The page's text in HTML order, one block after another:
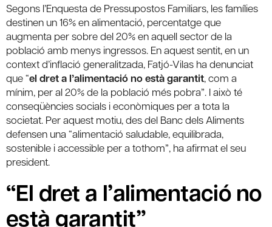
Segons l’Enquesta de Pressupostos Familiars, les famílies
destinen un 16% en alimentació, percentatge que
augmenta per sobre del 20% en aquell sector de la
població amb menys ingressos. En aquest sentit, en un
context d’inflació generalitzada, Fatjó-Vilas ha denunciat
que “el dret a l’alimentació no està garantit, com a
mínim, per al 20% de la població més pobra”. I això té
conseqüències socials i econòmiques per a tota la
societat. Per aquest motiu, des del Banc dels Aliments
defensen una “alimentació saludable, equilibrada,
sostenible i accessible per a tothom”, ha afirmat el seu
president.
“El dret a l’alimentació no
està garantit”